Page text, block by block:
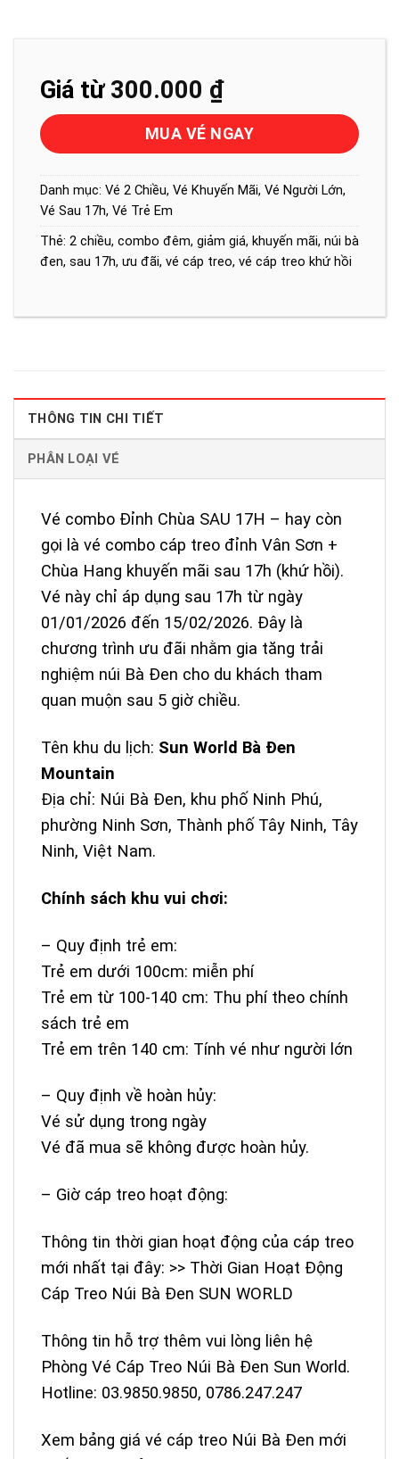
Giá từ300.000 ₫
MUA VÉ NGAY
Danh mục: Vé 2 Chiều, Vé Khuyến Mãi, Vé Người Lớn,
Vé Sau 17h, Vé Trẻ Em
Thẻ: 2 chiều, combo đêm, giảm giá, khuyến mãi, núi bà
đen, sau 17h, ưu đãi, vé cáp treo, vé cáp treo khứ hồi
THÔNG TIN CHI TIẾT
PHÂN LOẠI VÉ
Vé combo Đỉnh Chùa SAU 17H – hay còn
gọi là vé combo cáp treo đỉnh Vân Sơn +
Chùa Hang khuyến mãi sau 17h (khứ hồi).
Vé này chỉ áp dụng sau 17h từ ngày
01/01/2026 đến 15/02/2026. Đây là
chương trình ưu đãi nhằm gia tăng trải
nghiệm núi Bà Đen cho du khách tham
quan muộn sau 5 giờ chiều.
Tên khu du lịch: Sun World Bà Đen
Mountain
Địa chỉ: Núi Bà Đen, khu phố Ninh Phú,
phường Ninh Sơn, Thành phố Tây Ninh, Tây
Ninh, Việt Nam.
Chính sách khu vui chơi:
– Quy định trẻ em:
Trẻ em dưới 100cm: miễn phí
Trẻ em từ 100-140 cm: Thu phí theo chính
sách trẻ em
Trẻ em trên 140 cm: Tính vé như người lớn
– Quy định về hoàn hủy:
Vé sử dụng trong ngày
Vé đã mua sẽ không được hoàn hủy.
– Giờ cáp treo hoạt động:
Thông tin thời gian hoạt động của cáp treo
mới nhất tại đây: >> Thời Gian Hoạt Động
Cáp Treo Núi Bà Đen SUN WORLD
Thông tin hỗ trợ thêm vui lòng liên hệ
Phòng Vé Cáp Treo Núi Bà Đen Sun World.
Hotline: 03.9850.9850, 0786.247.247
Xem bảng giá vé cáp treo Núi Bà Đen mới